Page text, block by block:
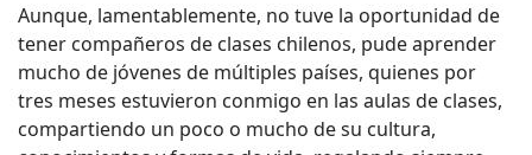
Aunque, lamentablemente, no tuve la oportunidad de
tener compañeros de clases chilenos, pude aprender
mucho de jóvenes de múltiples países, quienes por
tres meses estuvieron conmigo en las aulas de clases,
compartiendo un poco o mucho de su cultura,